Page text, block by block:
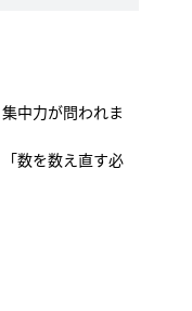
中力が問われま
数を数え直す必